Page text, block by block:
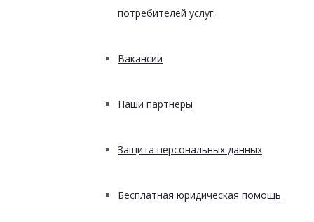
потребителей услуг
Вакансии
Наши партнеры
Защита персональных данных
Бесплатная юридическая помощь